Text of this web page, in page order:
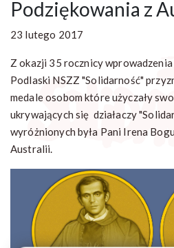
Podziękowania z
23 lutego 2017
Z okazji 35 rocznicy
Podlaski NSZZ "Solidarność"
medale osobom które użyczały
ukrywających się działaczy
wyróżnionych była Pani Irena
Australii.